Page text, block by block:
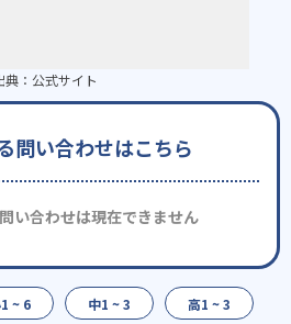
典： 公式サイト
問い合わせはこちら
い合わせは現在できません
~ 6 中1 ~ 3 高1 ~ 3